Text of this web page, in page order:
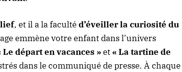
, et il a la facultéd’éveiller la curiosité du
emmène votre enfant dans l’univers
Le départ en vacances »et« La tartine de
dans le communiqué de presse. À chaque